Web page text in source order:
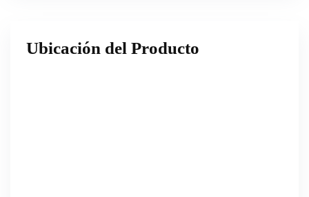
Ubicación del Producto